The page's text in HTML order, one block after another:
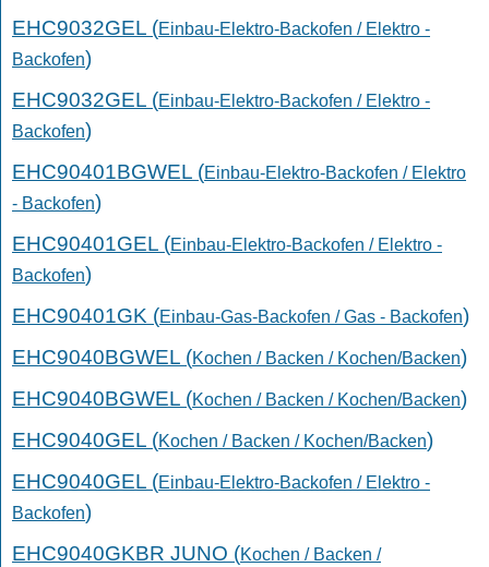
EHC9032GEL (Einbau-Elektro-Backofen / Elektro -
Backofen)
EHC9032GEL (Einbau-Elektro-Backofen / Elektro -
Backofen)
EHC90401BGWEL (Einbau-Elektro-Backofen / Elektro
- Backofen)
EHC90401GEL (Einbau-Elektro-Backofen / Elektro -
Backofen)
EHC90401GK (Einbau-Gas-Backofen / Gas - Backofen)
EHC9040BGWEL (Kochen / Backen / Kochen/Backen)
EHC9040BGWEL (Kochen / Backen / Kochen/Backen)
EHC9040GEL (Kochen / Backen / Kochen/Backen)
EHC9040GEL (Einbau-Elektro-Backofen / Elektro -
Backofen)
EHC9040GKBR JUNO (Kochen / Backen /